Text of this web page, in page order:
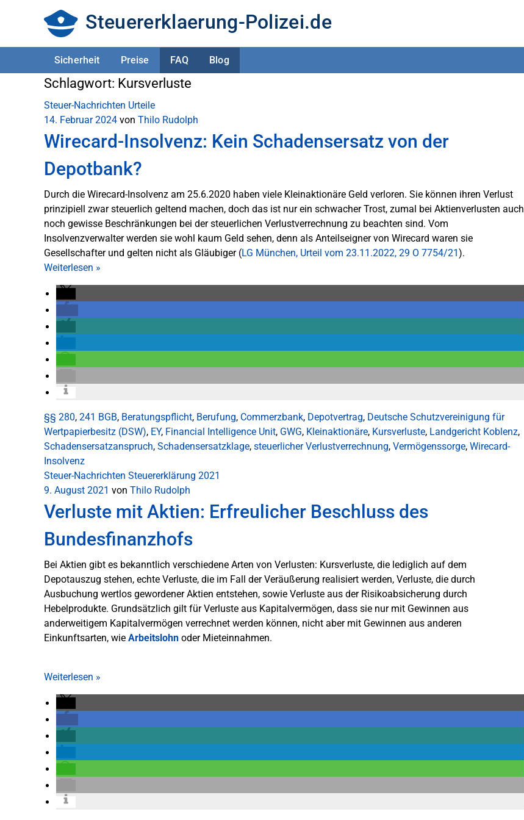
Steuererklaerung-Polizei.de
Sicherheit Preise FAQ Blog
Schlagwort: Kursverluste
Steuer-Nachrichten Urteile
14. Februar 2024 von Thilo Rudolph
Wirecard-Insolvenz: Kein Schadensersatz von der
Depotbank?
Durch die Wirecard-Insolvenz am 25.6.2020 haben viele Kleinaktionäre Geld verloren. Sie können ihren Verlust
prinzipiell zwar steuerlich geltend machen, doch das ist nur ein schwacher Trost, zumal bei Aktienverlusten auch
noch gewisse Beschränkungen bei der steuerlichen Verlustverrechnung zu beachten sind. Vom
Insolvenzverwalter werden sie wohl kaum Geld sehen, denn als Anteilseigner von Wirecard waren sie
Gesellschafter und gelten nicht als Gläubiger (LG München, Urteil vom 23.11.2022, 29 O 7754/21).
Weiterlesen »
§§ 280, 241 BGB, Beratungspflicht, Berufung, Commerzbank, Depotvertrag, Deutsche Schutzvereinigung für
Wertpapierbesitz (DSW), EY, Financial Intelligence Unit, GWG, Kleinaktionäre, Kursverluste, Landgericht Koblenz,
Schadensersatzanspruch, Schadensersatzklage, steuerlicher Verlustverrechnung, Vermögenssorge, Wirecard-
Insolvenz
Steuer-Nachrichten Steuererklärung 2021
9. August 2021 von Thilo Rudolph
Verluste mit Aktien: Erfreulicher Beschluss des
Bundesfinanzhofs
Bei Aktien gibt es bekanntlich verschiedene Arten von Verlusten: Kursverluste, die lediglich auf dem
Depotauszug stehen, echte Verluste, die im Fall der Veräußerung realisiert werden, Verluste, die durch
Ausbuchung wertlos gewordener Aktien entstehen, sowie Verluste aus der Risikoabsicherung durch
Hebelprodukte. Grundsätzlich gilt für Verluste aus Kapitalvermögen, dass sie nur mit Gewinnen aus
anderweitigem Kapitalvermögen verrechnet werden können, nicht aber mit Gewinnen aus anderen
Einkunftsarten, wie Arbeitslohn oder Mieteinnahmen.
Weiterlesen »